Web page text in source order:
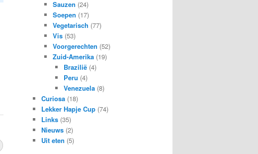
Sauzen (24)
Soepen (17)
Vegetarisch (77)
Vis(53)
Voorgerechten (52)
Zuid-Amerika(19)
Brazilië (4)
Peru (4)
Venezuela (8)
Curiosa (18)
Lekker Hapje Cup (74)
Links (35)
Nieuws (2)
Uit eten (5)